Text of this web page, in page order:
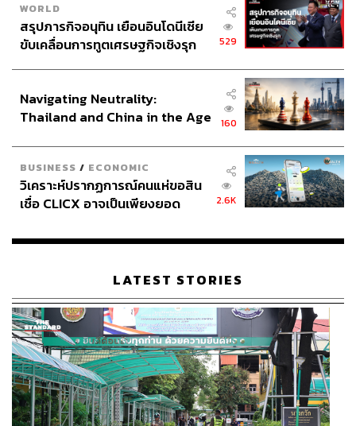
WORLD
สรุปภารกิจอนุทิน เยือนอินโดนีเซีย
ขับเคลื่อนการทูตเศรษฐกิจเชิงรุก
529
Navigating Neutrality:
Thailand and China in the Age
160
BUSINESS / ECONOMIC
วิเคราะห์ปรากฏการณ์คนแห่ขอสิน
เชื่อ CLICX อาจเป็นเพียงยอด
เรือนไทยที่ถูกซุกไว้
2.6K
LATEST STORIES